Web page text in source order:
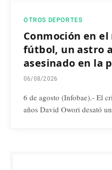
OTROS DEPORTES
Conmoción en
fútbol, un astro
asesinado en la
06/08/2026
6 de agosto (Infobae).- El
años David Owori desató